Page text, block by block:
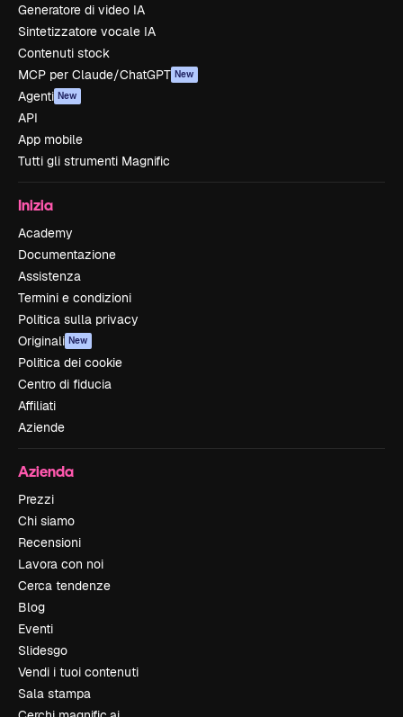
Generatore di video IA
Sintetizzatore vocale IA
Contenuti stock
MCP per Claude/ChatGPT New
Agenti New
API
App mobile
Tutti gli strumenti Magnific
Inizia
Academy
Documentazione
Assistenza
Termini e condizioni
Politica sulla privacy
Originali New
Politica dei cookie
Centro di fiducia
Affiliati
Aziende
Azienda
Prezzi
Chi siamo
Recensioni
Lavora con noi
Cerca tendenze
Blog
Eventi
Slidesgo
Vendi i tuoi contenuti
Sala stampa